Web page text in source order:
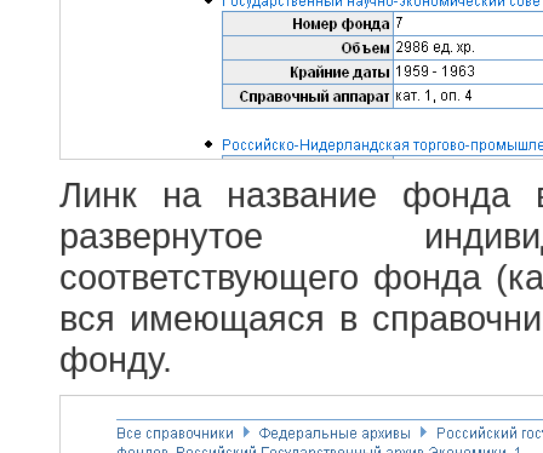
Линк на название фонда
развернутое
соответствующего фонда
вся имеющаяся в
фонду.